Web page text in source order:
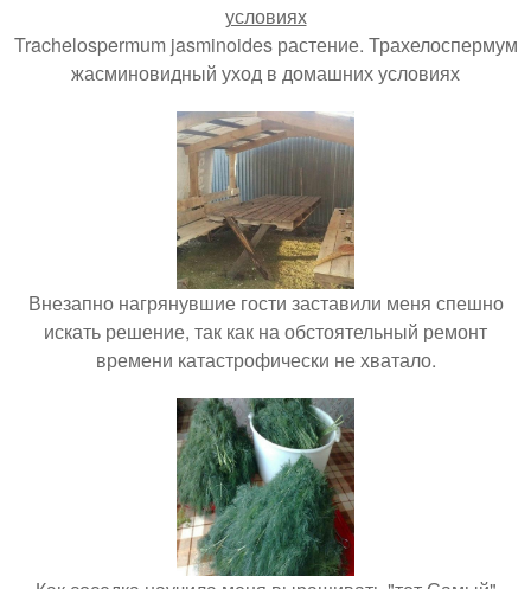
Trachelospermum jasminoides растение. Трахелоспермум
жасминовидный уход в домашних условиях
Внезапно нагрянувшие гости заставили меня спешно
искать решение, так как на обстоятельный ремонт
времени катастрофически не хватало.